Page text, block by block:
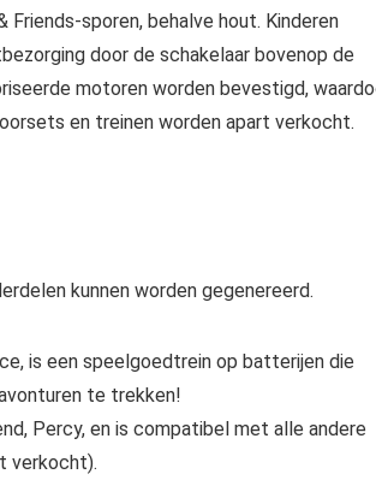
sporen, behalve hout. Kinderen
door de schakelaar bovenop de
motoren worden bevestigd,
en treinen worden apart verkocht.
kunnen worden gegenereerd.
is een speelgoedtrein op batterijen die
te trekken!
Percy, en is compatibel met alle andere
verkocht).